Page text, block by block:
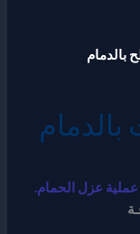
بالدمام
عزل الحمام.